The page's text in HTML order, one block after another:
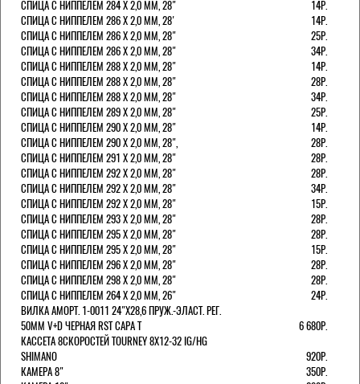
СПИЦА С НИППЕЛЕМ 284 Х 2,0 ММ, 28"
14Р.
СПИЦА С НИППЕЛЕМ 286 Х 2,0 ММ, 28'
14Р.
СПИЦА С НИППЕЛЕМ 286 Х 2,0 ММ, 28"
25Р.
СПИЦА С НИППЕЛЕМ 286 Х 2,0 ММ, 28"
34Р.
СПИЦА С НИППЕЛЕМ 288 Х 2,0 ММ, 28"
14Р.
СПИЦА С НИППЕЛЕМ 288 Х 2,0 ММ, 28"
28Р.
СПИЦА С НИППЕЛЕМ 288 Х 2,0 ММ, 28"
34Р.
СПИЦА С НИППЕЛЕМ 289 Х 2,0 ММ, 28"
25Р.
СПИЦА С НИППЕЛЕМ 290 Х 2,0 ММ, 28"
14Р.
СПИЦА С НИППЕЛЕМ 290 Х 2,0 ММ, 28",
28Р.
СПИЦА С НИППЕЛЕМ 291 Х 2,0 ММ, 28"
28Р.
СПИЦА С НИППЕЛЕМ 292 Х 2,0 ММ, 28"
28Р.
СПИЦА С НИППЕЛЕМ 292 Х 2,0 ММ, 28"
34Р.
СПИЦА С НИППЕЛЕМ 292 Х 2,0 ММ, 28"
15Р.
СПИЦА С НИППЕЛЕМ 293 Х 2,0 ММ, 28"
28Р.
СПИЦА С НИППЕЛЕМ 295 Х 2,0 ММ, 28"
28Р.
СПИЦА С НИППЕЛЕМ 295 Х 2,0 ММ, 28"
15Р.
СПИЦА С НИППЕЛЕМ 296 Х 2,0 ММ, 28"
28Р.
СПИЦА С НИППЕЛЕМ 298 Х 2,0 ММ, 28"
28Р.
СПИЦА С НИППЕЛЕМ 264 Х 2,0 ММ, 26"
24Р.
ВИЛКА АМОРТ. 1-0011 24"Х28,6 ПРУЖ.-ЭЛАСТ. РЕГ.
50ММ V+D ЧЕРНАЯ RST CAPA Т
6 680Р.
КАССЕТА 8СКОРОСТЕЙ TOURNEY 8Х12-32 IG/HG
SHIMANO
920Р.
КАМЕРА 8"
350Р.